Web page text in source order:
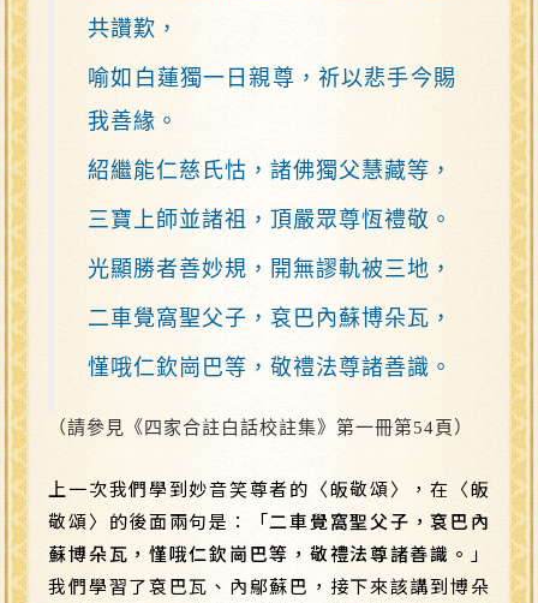
共讚歎，
喻如白蓮獨一日親尊，祈以悲手今賜
我善緣。
紹繼能仁慈氏怙，諸佛獨父慧藏等，
三寶上師並諸祖，頂嚴眾尊恆禮敬。
光顯勝者善妙規，開無謬軌被三地，
二車覺窩聖父子，袞巴內蘇博朵瓦，
慬哦仁欽崗巴等，敬禮法尊諸善識。
（請參見《四家合註白話校註集》第一冊第54頁）
上一次我們學到妙音笑尊者的〈皈敬頌〉，在〈皈
敬頌〉的後面兩句是：「二車覺窩聖父子，袞巴內
蘇博朵瓦，慬哦仁欽崗巴等，敬禮法尊諸善識。 」
我們學習了袞巴瓦、內鄔蘇巴，接下來該講到博朵